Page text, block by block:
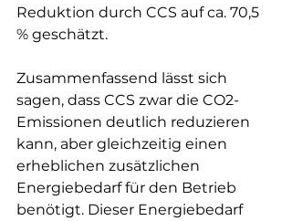
Reduktion durch CCS auf ca. 70,5
% geschätzt.
Zusammenfassend lässt sich
sagen, dass CCS zwar die CO2-
Emissionen deutlich reduzieren
kann, aber gleichzeitig einen
erheblichen zusätzlichen
Energiebedarf für den Betrieb
benötigt. Dieser Energiebedarf